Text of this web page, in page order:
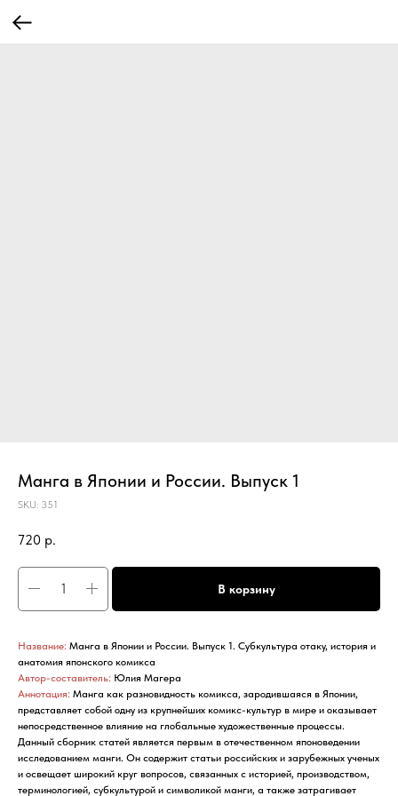
Манга в Японии и России. Выпуск 1
SKU: 351
720 р.
В корзину
Название: Манга в Японии и России. Выпуск 1. Субкультура отаку, история и
анатомия японского комикса
Автор-составитель: Юлия Магера
Аннотация: Манга как разновидность комикса, зародившаяся в Японии,
представляет собой одну из крупнейших комикс-культур в мире и оказывает
непосредственное влияние на глобальные художественные процессы.
Данный сборник статей является первым в отечественном японоведении
исследованием манги. Он содержит статьи российских и зарубежных ученых
и освещает широкий круг вопросов, связанных с историей, производством,
терминологией, субкультурой и символикой манги, а также затрагивает